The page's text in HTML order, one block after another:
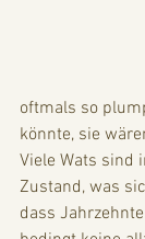
oftmals so
könnte, sie
Viele Wats sind
Zustand, was
dass